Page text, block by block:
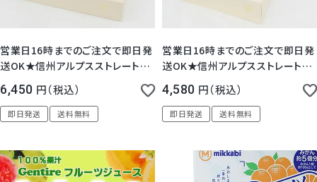
営業日16時までのご注文で即日発
送OK★信州アルプスストレートフ
ルーツジュース3本セット 桃 りんご
ぶどう 100％ ストレート 長野県産
信州アルプス 即日発送 宅配 母の
持ち 常温保存 お供 法事 法要 お彼
岸 満中陰志 志 お返し
6,450 税込
即日発送 送料無料
営業日16時までのご注文で即日発
送OK★信州アルプスストレートフ
ルーツジュース2本セット 桃 りんご
ぶどう 100％ ストレート 長野県産
信州アルプス 即日発送 宅配 母の
持ち 常温保存 お供 法事 法要 お彼
岸 満中陰志 志 お返し
4,580 税込
即日発送 送料無料